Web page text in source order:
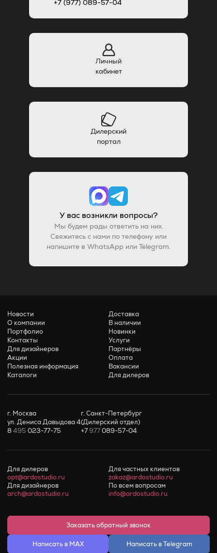
+7 (977) 089-57-04
Личный
кабинет
Дилерский
портал
У вас возникли вопросы?
Мы будем рады ответить на них.
Свяжитесь с нами по телефону или
напишите в WhatsApp или Telegram.
Новости
О компании
Портфолио
Контакты
Для дизайнеров
Акции
Полезная информация
Каталоги
Доставка
В наличии
Новинки
Услуги
Партнёры
Оплата
Вакансии
Для дилеров
г. Москва
ул. Дениса Давыдова 4
8495 023-77-75
г. Санкт-Петербург
(Дилерский отдел)
+7977089-57-04
Для дилеров
opt@ardostudio.ru
Для частных клиентов
zakaz@ardostudio.ru
Для дизайнеров
arch@ardostudio.ru
По всем вопросам
info@ardostudio.ru
Заказать обратный звонок
Написать в MAX Написать в Telegram